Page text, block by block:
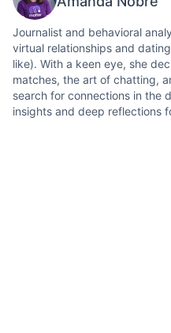
Journalist and behavioral
virtual relationships and
like). With a keen eye, she
matches, the art of chatting,
search for connections in the
insights and deep reflections